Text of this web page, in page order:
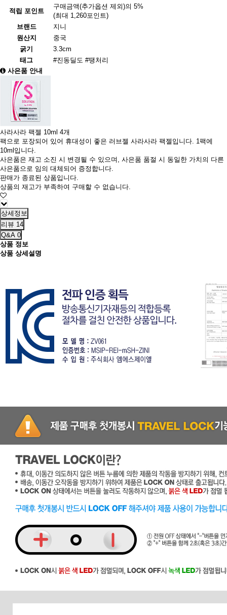
적립 포인트
구매금액(추가옵션 제외)의 5%
(최대 1,260포인트)
브랜드
지니
원산지
중국
굵기
3.3cm
태그
#진동딜도 #땡처리
사은품 안내
사라사라 팩젤 10ml 4개
팩으로 포장되어 있어 휴대성이 좋은 러브젤 사라사라 팩젤입니다. 1팩에
10ml입니다.
사은품은 재고 소진 시 변경될 수 있으며, 사은품 품절 시 동일한 가치의 다른
사은품으로 임의 대체되어 증정합니다.
판매가 종료된 상품입니다.
상품의 재고가 부족하여 구매할 수 없습니다.
상세정보
리뷰 14
Q&A 0
상품 정보
상품 상세설명